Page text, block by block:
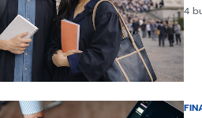
4